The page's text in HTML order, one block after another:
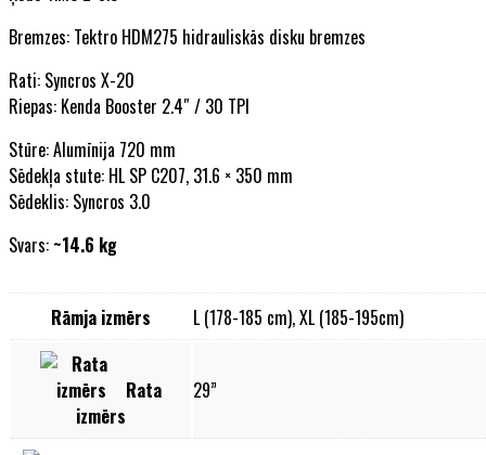
Bremzes: Tektro HDM275 hidrauliskās disku bremzes
Rati: Syncros X-20
Riepas: Kenda Booster 2.4″ / 30 TPI
Stūre: Alumīnija 720 mm
Sēdekļa stute: HL SP C207, 31.6 × 350 mm
Sēdeklis: Syncros 3.0
Svars:~14.6 kg
Rāmja izmērs L (178-185 cm), XL (185-195cm)
Rata
izmērs
29”